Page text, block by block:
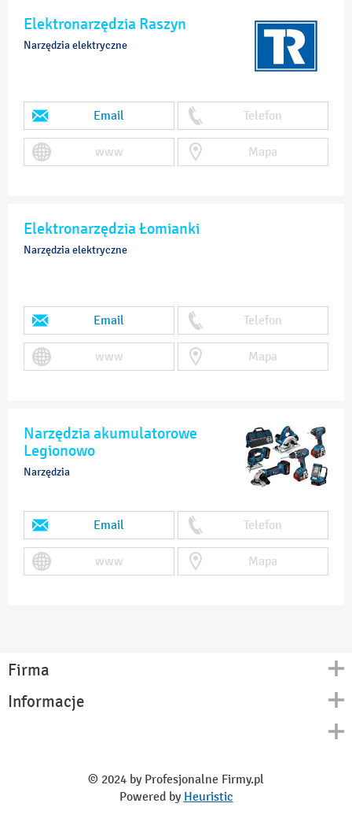
Elektronarzędzia Raszyn
Narzędzia elektryczne
Email Telefon
www Mapa
Elektronarzędzia Łomianki
Narzędzia elektryczne
Email Telefon
www Mapa
Narzędzia akumulatorowe
Legionowo
Narzędzia
Email Telefon
www Mapa
Firma
Kontakt
Informacje
© 2024 by Profesjonalne Firmy.pl
Powered by Heuristic